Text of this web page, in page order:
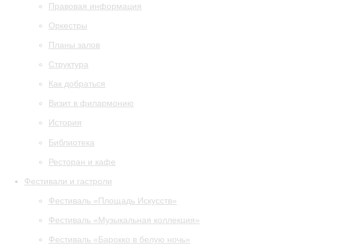
Правовая информация
Оркестры
Планы залов
Структура
Как добраться
Визит в филармонию
История
Библиотека
Ресторан и кафе
Фестивали и гастроли
Фестиваль «Площадь Искусств»
Фестиваль «Музыкальная коллекция»
Фестиваль «Барокко в белую ночь»